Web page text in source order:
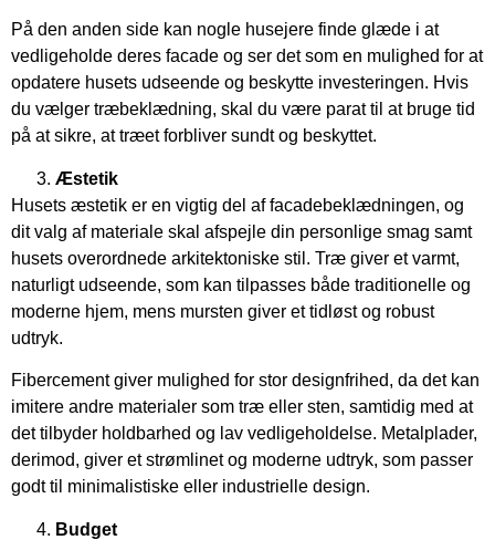
På den anden side kan nogle husejere finde glæde i at
vedligeholde deres facade og ser det som en mulighed for at
opdatere husets udseende og beskytte investeringen. Hvis
du vælger træbeklædning, skal du være parat til at bruge tid
på at sikre, at træet forbliver sundt og beskyttet.
Æstetik
Husets æstetik er en vigtig del af facadebeklædningen, og
dit valg af materiale skal afspejle din personlige smag samt
husets overordnede arkitektoniske stil. Træ giver et varmt,
naturligt udseende, som kan tilpasses både traditionelle og
moderne hjem, mens mursten giver et tidløst og robust
udtryk.
Fibercement giver mulighed for stor designfrihed, da det kan
imitere andre materialer som træ eller sten, samtidig med at
det tilbyder holdbarhed og lav vedligeholdelse. Metalplader,
derimod, giver et strømlinet og moderne udtryk, som passer
godt til minimalistiske eller industrielle design.
Budget